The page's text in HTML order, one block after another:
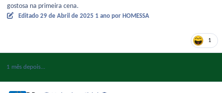
gostosa na primeira cena.
Editado 29 de Abril de 2025 1 ano por HOMESSA
1
1 mês depois...